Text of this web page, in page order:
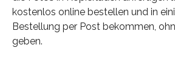
kostenlos online bestellen und in
Bestellung per Post bekommen,
geben.